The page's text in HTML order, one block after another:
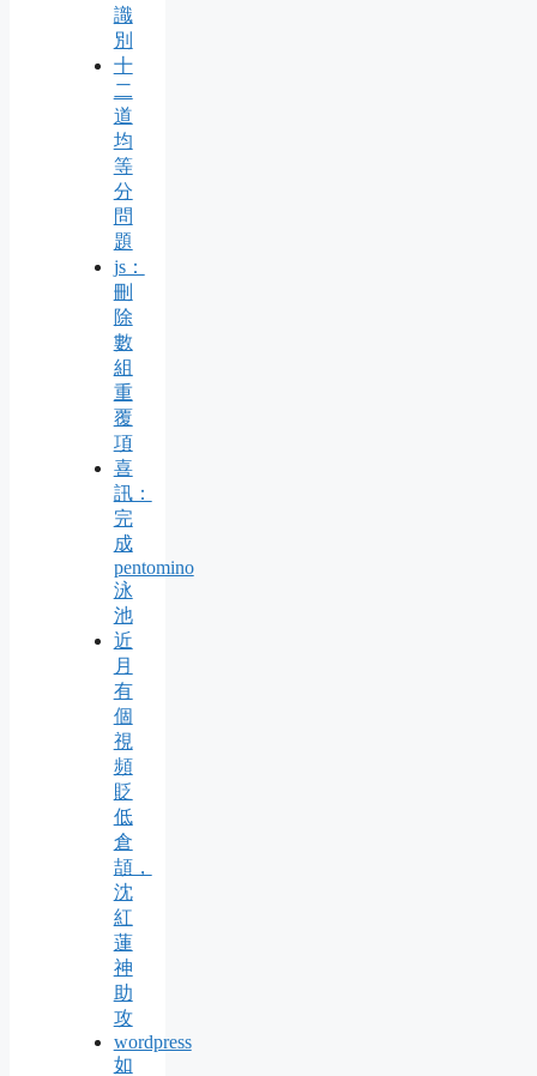
識
別
十
二
道
均
等
分
問
題
js：
刪
除
數
組
重
覆
項
喜
訊：
完
成
pentomino
泳
池
近
月
有
個
視
頻
貶
低
倉
頡，
沈
紅
蓮
神
助
攻
wordpress
如